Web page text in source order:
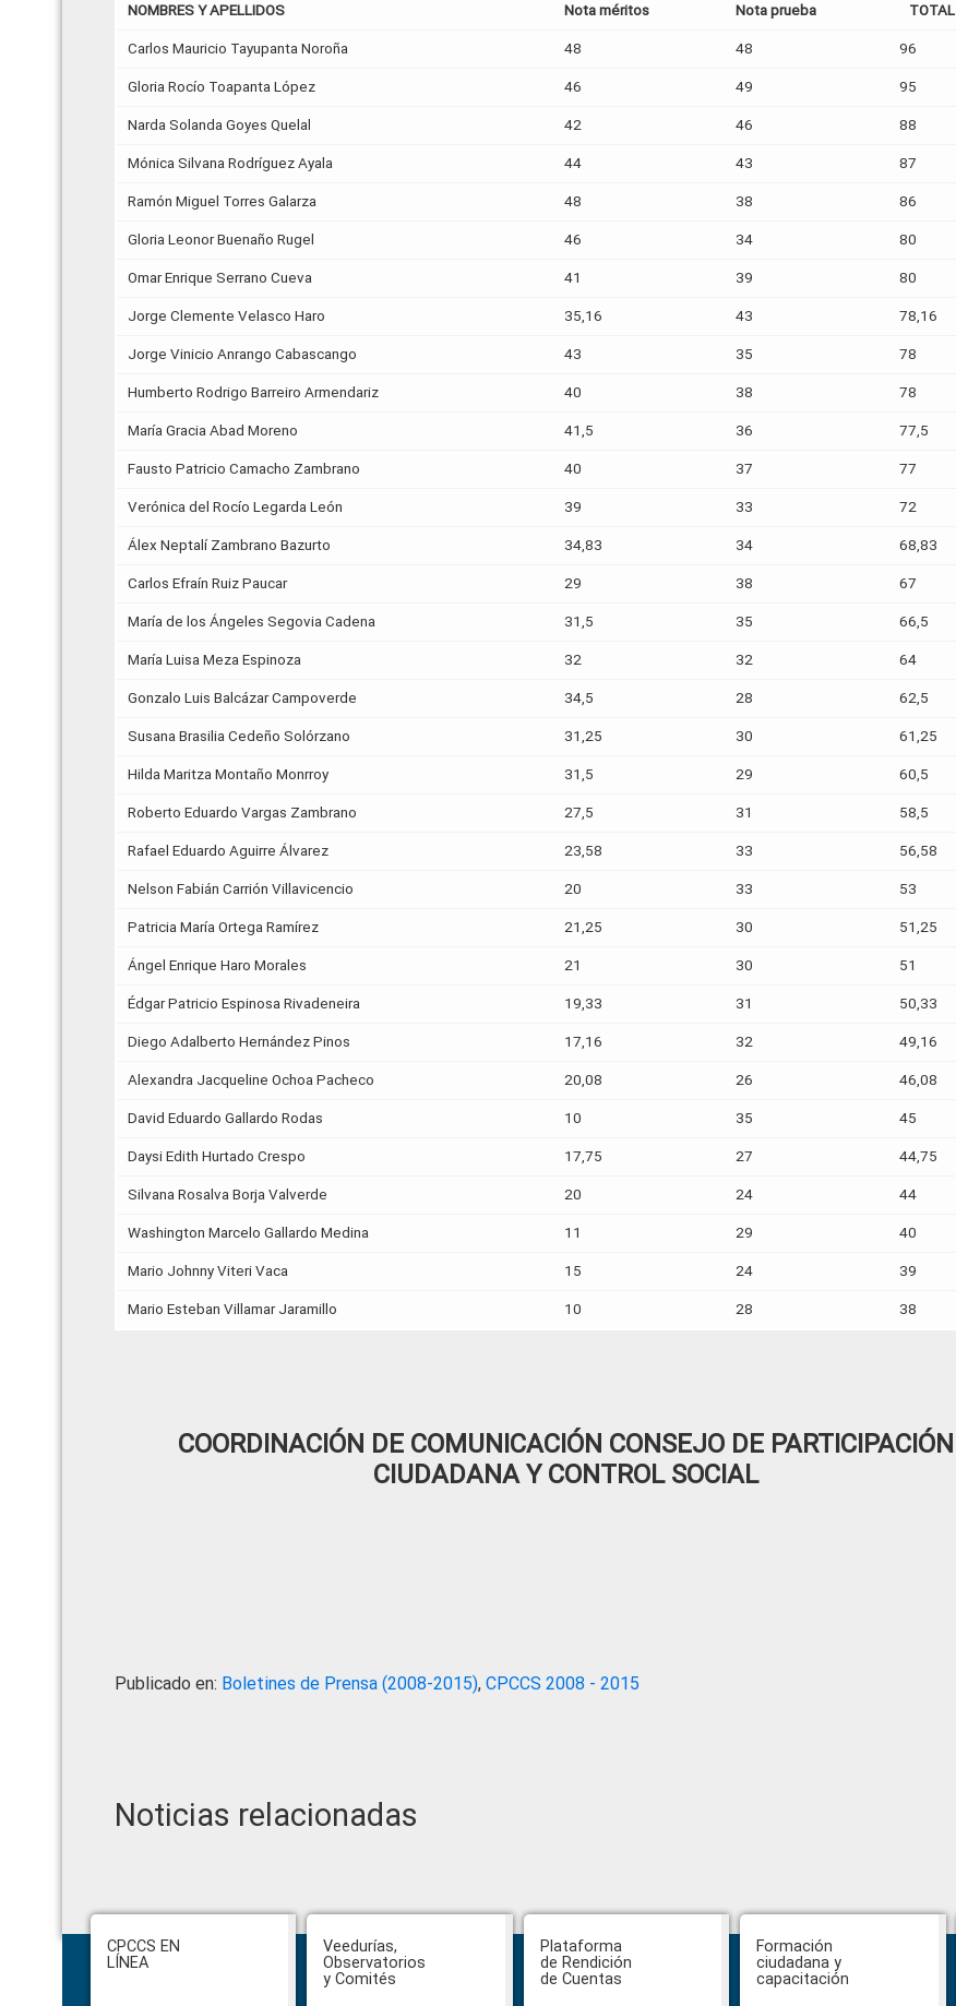
NOMBRES Y APELLIDOS Nota méritos Nota prueba TOTAL
Carlos Mauricio Tayupanta Noroña 48 48 96
Gloria Rocío Toapanta López 46 49 95
Narda Solanda Goyes Quelal 42 46 88
Mónica Silvana Rodríguez Ayala 44 43 87
Ramón Miguel Torres Galarza 48 38 86
Gloria Leonor Buenaño Rugel 46 34 80
Omar Enrique Serrano Cueva 41 39 80
Jorge Clemente Velasco Haro 35,16 43 78,16
Jorge Vinicio Anrango Cabascango 43 35 78
Humberto Rodrigo Barreiro Armendariz 40 38 78
María Gracia Abad Moreno 41,5 36 77,5
Fausto Patricio Camacho Zambrano 40 37 77
Verónica del Rocío Legarda León 39 33 72
Álex Neptalí Zambrano Bazurto 34,83 34 68,83
Carlos Efraín Ruiz Paucar 29 38 67
María de los Ángeles Segovia Cadena 31,5 35 66,5
María Luisa Meza Espinoza 32 32 64
Gonzalo Luis Balcázar Campoverde 34,5 28 62,5
Susana Brasilia Cedeño Solórzano 31,25 30 61,25
Hilda Maritza Montaño Monrroy 31,5 29 60,5
Roberto Eduardo Vargas Zambrano 27,5 31 58,5
Rafael Eduardo Aguirre Álvarez 23,58 33 56,58
Nelson Fabián Carrión Villavicencio 20 33 53
Patricia María Ortega Ramírez 21,25 30 51,25
Ángel Enrique Haro Morales 21 30 51
Édgar Patricio Espinosa Rivadeneira 19,33 31 50,33
Diego Adalberto Hernández Pinos 17,16 32 49,16
Alexandra Jacqueline Ochoa Pacheco 20,08 26 46,08
David Eduardo Gallardo Rodas 10 35 45
Daysi Edith Hurtado Crespo 17,75 27 44,75
Silvana Rosalva Borja Valverde 20 24 44
Washington Marcelo Gallardo Medina 11 29 40
Mario Johnny Viteri Vaca 15 24 39
Mario Esteban Villamar Jaramillo 10 28 38
COORDINACIÓN DE COMUNICACIÓN CONSEJO DE PARTICIPACIÓN
CIUDADANA Y CONTROL SOCIAL
Publicado en: Boletines de Prensa (2008-2015), CPCCS 2008 - 2015
Noticias relacionadas
Footer
CPCCS EN
LÍNEA
Veedurías,
Observatorios
y Comités
Plataforma
de Rendición
de Cuentas
Formación
ciudadana y
capacitación
Hasta el 31 de julio se podrán
presentar impugnaciones en
contra de los postulantes al
concurso para designar Fiscal